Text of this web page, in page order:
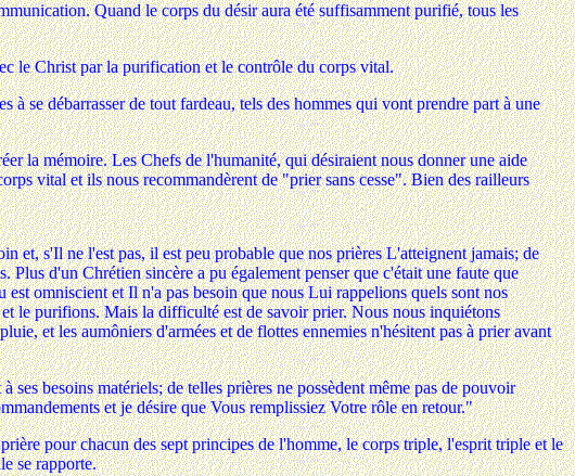
Quand le corps du désir aura été suffisamment purifié, tous les
le Christ par la purification et le contrôle du corps vital.
se débarrasser de tout fardeau, tels des hommes qui vont prendre part à une
la mémoire. Les Chefs de l'humanité, qui désiraient nous donner une aide
vital et ils nous recommandèrent de "prier sans cesse". Bien des railleurs
et, s'Il ne l'est pas, il est peu probable que nos prières L'atteignent jamais; de
d'un Chrétien sincère a pu également penser que c'était une faute que
omniscient et Il n'a pas besoin que nous Lui rappelions quels sont nos
le purifions. Mais la difficulté est de savoir prier. Nous nous inquiétons
et les aumôniers d'armées et de flottes ennemies n'hésitent pas à prier avant
besoins matériels; de telles prières ne possèdent même pas de pouvoir
et je désire que Vous remplissiez Votre rôle en retour."
pour chacun des sept principes de l'homme, le corps triple, l'esprit triple et le
se rapporte.